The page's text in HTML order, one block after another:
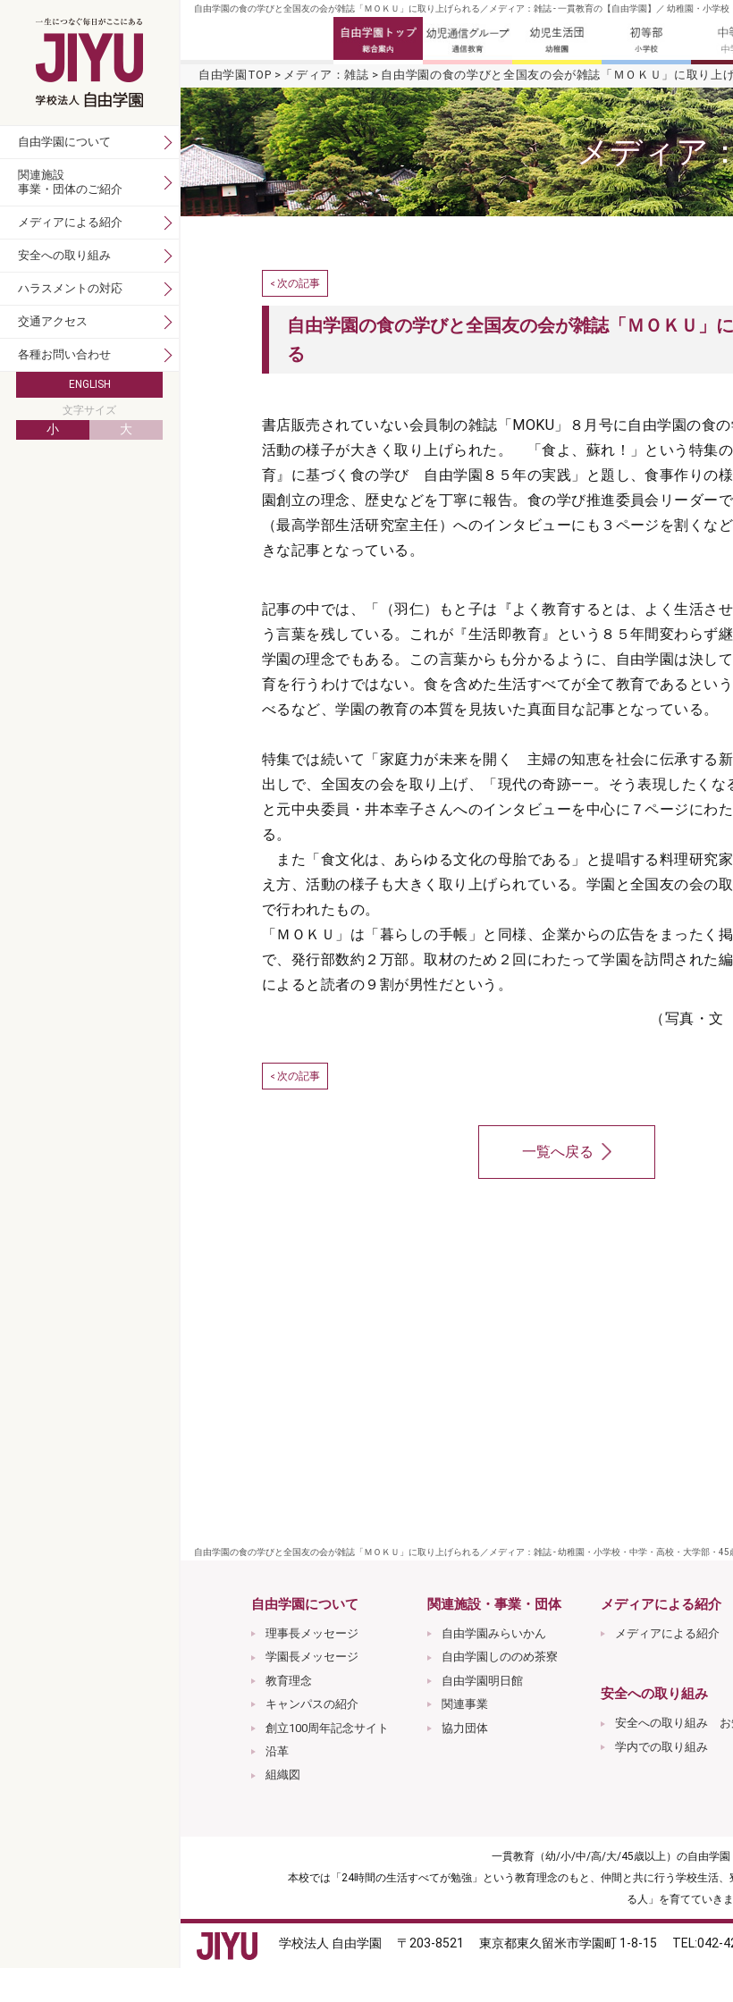
自由学園の食の学びと全国友の会が雑誌「ＭＯＫＵ」に取り上げられる／メディア：雑誌 - 一貫教育の【自由学園】／ 幼稚園・小学
自由学園TOP メディア：雑誌 自由学園の食の学びと全国友の会が雑誌「ＭＯＫＵ」に取り上
メディア
< 次の記事
自由学園の食の学びと全国友の会が雑誌「ＭＯＫＵ」
る
書店販売されていない会員制の雑誌「MOKU」８月号に自由学園の食
活動の様子が大きく取り上げられた。 「食よ、蘇れ！」という特集
育』に基づく食の学び 自由学園８５年の実践」と題し、食事作りの
園創立の理念、歴史などを丁寧に報告。食の学び推進委員会リーダー
（最高学部生活研究室主任）へのインタビューにも３ページを割くな
きな記事となっている。
記事の中では、「（羽仁）もと子は『よく教育するとは、よく生活さ
う言葉を残している。これが『生活即教育』という８５年間変わらず
学園の理念でもある。この言葉からも分かるように、自由学園は決し
育を行うわけではない。食を含めた生活すべてが全て教育であるとい
べるなど、学園の教育の本質を見抜いた真面目な記事となっている。
特集では続いて「家庭力が未来を開く 主婦の知恵を社会に伝承する
出しで、全国友の会を取り上げ、「現代の奇跡――。そう表現したくな
と元中央委員・井本幸子さんへのインタビューを中心に７ページにわ
る。
また「食文化は、あらゆる文化の母胎である」と提唱する料理研究
え方、活動の様子も大きく取り上げられている。学園と全国友の会の
で行われたもの。
「ＭＯＫＵ」は「暮らしの手帳」と同様、企業からの広告をまったく
で、発行部数約２万部。取材のため２回にわたって学園を訪問された
によると読者の９割が男性だという。
（写真・
< 次の記事
一覧へ戻る
自由学園の食の学びと全国友の会が雑誌「ＭＯＫＵ」に取り上げられる／メディア：雑誌 - 幼稚園・小学校・中学・高校・大学部・45
自由学園について
理事長メッセージ
学園長メッセージ
教育理念
キャンパスの紹介
創立100周年記念サイト
沿革
組織図
関連施設・事業・団体
自由学園みらいかん
自由学園しののめ茶寮
自由学園明日館
関連事業
協力団体
メディアによる紹介
メディアによる紹介
安全への取り組み
安全への取り組み お
学内での取り組み
一貫教育（幼/小/中/高/大/45歳以上）の自由学園
本校では「24時間の生活すべてが勉強」という教育理念のもと、仲間と共に行う学校生活
る人」を育てていきま
学校法人 自由学園 〒203-8521 東京都東久留米市学園町 1-8-15 TEL:042-
自由学園について
関連施設
事業・団体のご紹介
メディアによる紹介
安全への取り組み
ハラスメントの対応
交通アクセス
各種お問い合わせ
ENGLISH
文字サイズ
小 大